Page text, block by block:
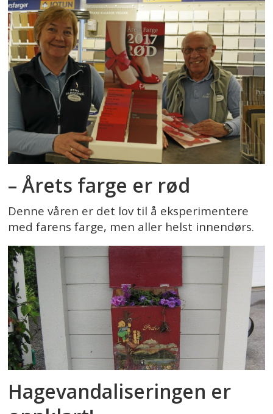
– Årets farge er rød
Denne våren er det lov til å eksperimentere
med farens farge, men aller helst innendørs.
Hagevandaliseringen er